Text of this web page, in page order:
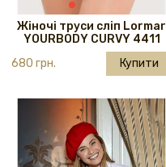
Жіночі труси сліп Lormar
YOURBODY CURVY 4411
680 грн.
Купити